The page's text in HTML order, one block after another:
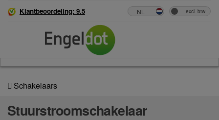
Klantbeoordeling: 9.5
Schakelaars
Stuurstroomschakelaar